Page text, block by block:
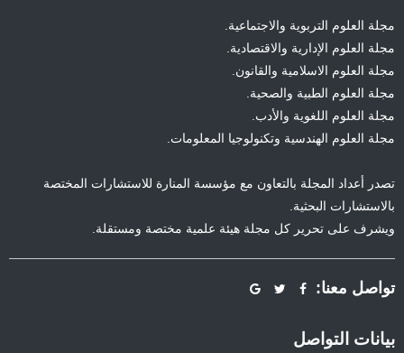
مجلة العلوم التربوية والاجتماعية.
مجلة العلوم الإدارية والاقتصادية.
مجلة العلوم الاسلامية والقانون.
مجلة العلوم الطبية والصحية.
مجلة العلوم اللغوية والأدب.
مجلة العلوم الهندسية وتكنولوجيا المعلومات.
تصدر أعداد المجلة بالتعاون مع مؤسسة المنارة للاستشارات المختصة
بالاستشارات البحثية.
ويشرف على تحرير كل مجلة هيئة علمية مختصة ومستقلة.
تواصل معنا:
بيانات التواصل